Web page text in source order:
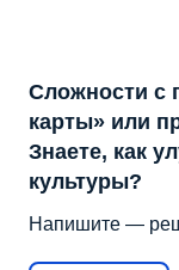
Сложности с
карты» или
Знаете, как
культуры?
Напишите —